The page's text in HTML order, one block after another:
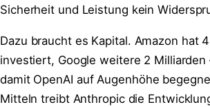
Sicherheit und Leistung kein
Dazu braucht es Kapital. Amazon hat
investiert, Google weitere 2
damit OpenAI auf Augenhöhe
Mitteln treibt Anthropic die